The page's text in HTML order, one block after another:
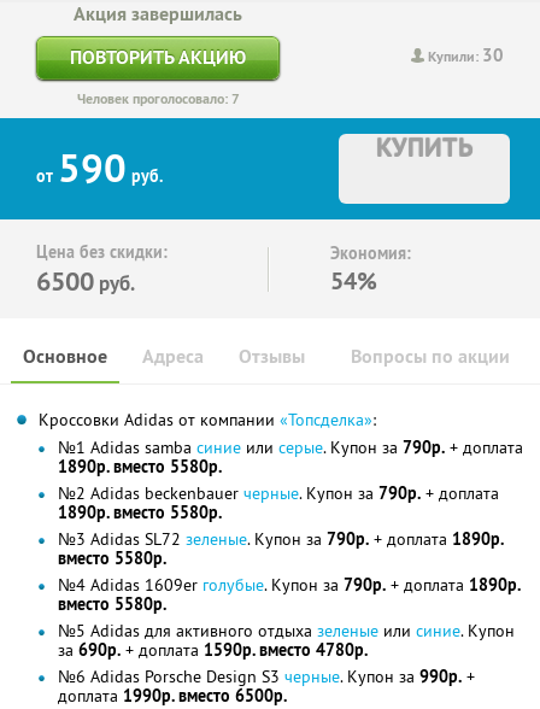
Купили: 30
Акция завершилась
ПОВТОРИТЬ АКЦИЮ
Человек проголосовало: 7
от 590 руб.
КУПИТЬ
Цена без скидки:
6500 руб.
Экономия:
54%
Основное Отзывы Вопросы по акции
Адреса
Кроссовки Adidas от компании «Топсделка»:
№1 Adidas samba синие или серые. Купон за 790р. + доплата
1890р. вместо 5580р.
№2 Adidas beckenbauer черные. Купон за 790р. + доплата
1890р. вместо 5580р.
№3 Adidas SL72 зеленые. Купон за 790р. + доплата 1890р.
вместо 5580р.
№4 Adidas 1609er голубые. Купон за 790р. + доплата 1890р.
вместо 5580р.
№5 Adidas для активного отдыха зеленые или синие. Купон
за 690р. + доплата 1590р. вместо 4780р.
№6 Adidas Porsche Design S3 черные. Купон за 990р. +
доплата 1990р. вместо 6500р.